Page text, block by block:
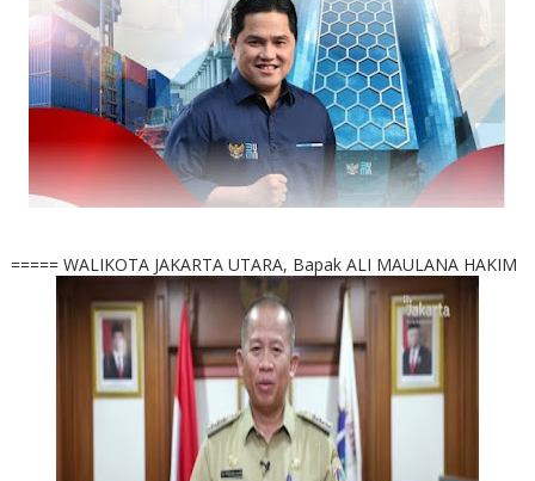
===== WALIKOTA JAKARTA UTARA, Bapak ALI MAULANA HAKIM